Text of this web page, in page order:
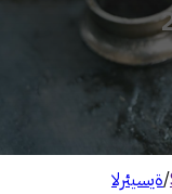
الرئيسية/